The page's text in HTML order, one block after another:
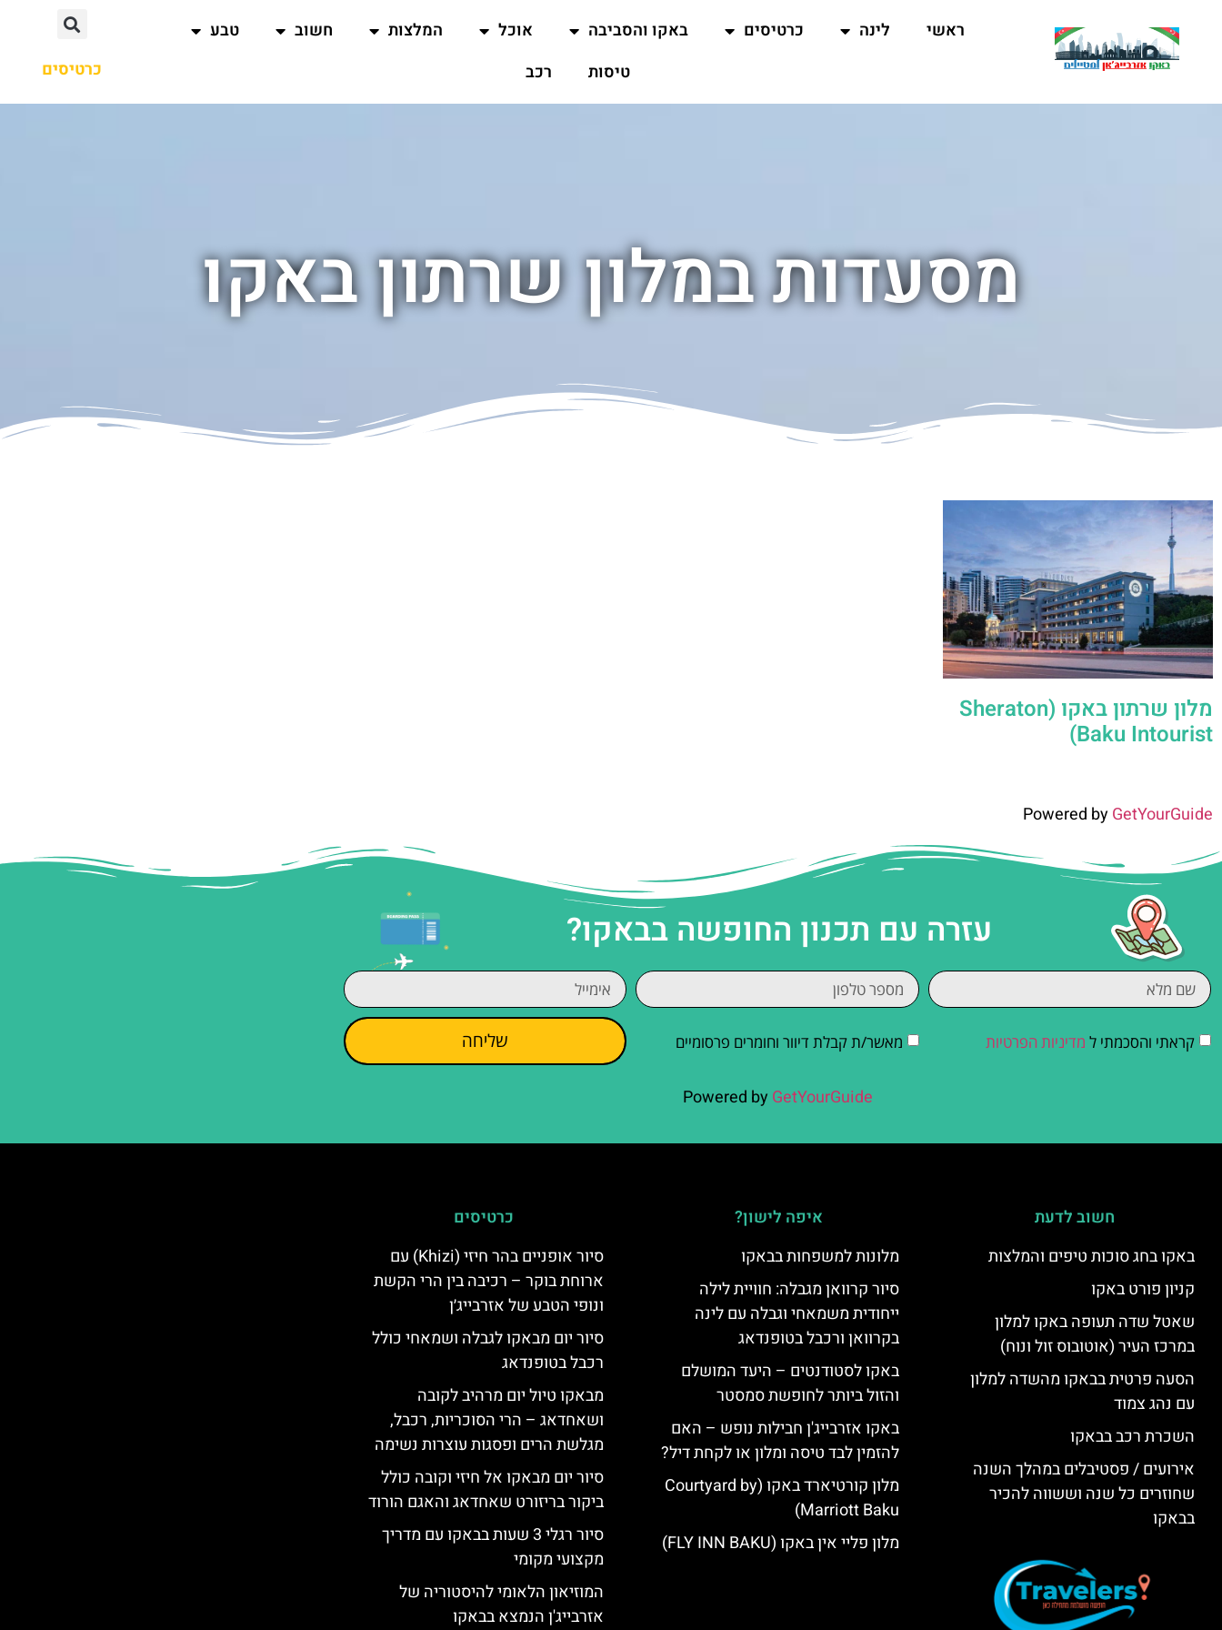
ראשי לינה כרטיסים באקו והסביבה אוכל המלצות חשוב
טבע
טיסות
רכב כרטיסים
מסעדות במלון שרתון באקו
מלון שרתון באקו (Sheraton
Baku Intourist)
Powered byGetYourGuide
עזרה עם תכנון החופשה בבאקו?
קראתי והסכמתי ל מדיניות הפרטיות מאשר/ת קבלת דיוור וחומרים פרסומיים שליחה
Powered by GetYourGuide
חשוב לדעת
באקו בחג סוכות טיפים והמלצות
קניון פורט באקו
שאטל שדה תעופה באקו למלון
במרכז העיר (אוטובוס זול ונוח)
הסעה פרטית בבאקו מהשדה למלון
עם נהג צמוד
השכרת רכב בבאקו
אירועים / פסטיבלים במהלך השנה
שחוזרים כל שנה וששווה להכיר
בבאקו
איפה לישון?
מלונות למשפחות בבאקו
סיור קרוואן מגבלה: חוויית לילה
ייחודית משמאחי וגבלה עם לינה
בקרוואן ורכבל בטופנדאג
באקו לסטודנטים – היעד המושלם
והזול ביותר לחופשת סמסטר
באקו אזרבייג'ן חבילות נופש – האם
להזמין לבד טיסה ומלון או לקחת דיל?
מלון קורטיארד באקו (Courtyard by
Marriott Baku)
מלון פליי אין באקו (FLY INN BAKU)
כרטיסים
סיור אופניים בהר חיזי (Khizi) עם
ארוחת בוקר – רכיבה בין הרי הקשת
ונופי הטבע של אזרבייג׳ן
סיור יום מבאקו לגבלה ושמאחי כולל
רכבל בטופנדאג
מבאקו טיול יום מרהיב לקובה
ושאחדאג – הרי הסוכריות, רכבל,
מגלשת הרים ופסגות עוצרות נשימה
סיור יום מבאקו אל חיזי וקובה כולל
ביקור בריזורט שאחדאג והאגם הורוד
סיור רגלי 3 שעות בבאקו עם מדריך
מקצועי מקומי
המוזיאון הלאומי להיסטוריה של
אזרבייג'ן הנמצא בבאקו